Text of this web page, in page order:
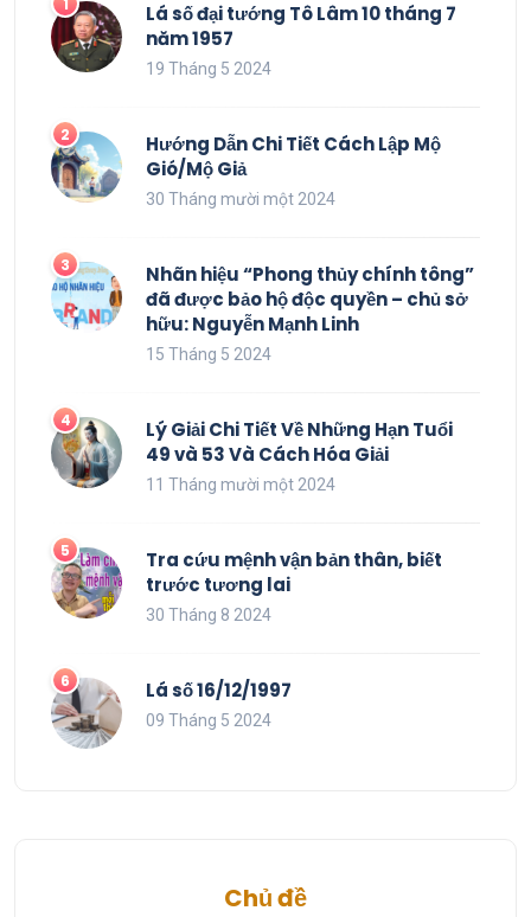
Lá số đại tướng Tô Lâm 10 tháng 7
năm 1957
19 Tháng 5 2024
Hướng Dẫn Chi Tiết Cách Lập Mộ
Gió/Mộ Giả
30 Tháng mười một 2024
Nhãn hiệu “Phong thủy chính tông”
đã được bảo hộ độc quyền – chủ sở
hữu: Nguyễn Mạnh Linh
15 Tháng 5 2024
Lý Giải Chi Tiết Về Những Hạn Tuổi
49 và 53 Và Cách Hóa Giải
11 Tháng mười một 2024
Tra cứu mệnh vận bản thân, biết
trước tương lai
30 Tháng 8 2024
Lá số 16/12/1997
09 Tháng 5 2024
Chủ đề